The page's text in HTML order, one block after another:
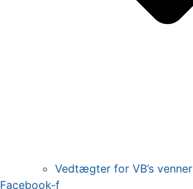
Vedtægter for VB’s venner
Facebook-f